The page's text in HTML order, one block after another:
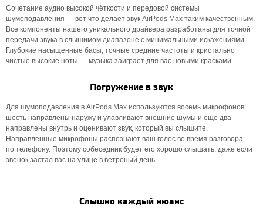
Сочетание аудио высокой чёткости и передовой системы
шумоподавления — вот что делает звук AirPods Max таким качественным.
Все компоненты нашего уникального драйвера разработаны для точной
передачи звука в слышимом диапазоне с минимальными искажениями.
Глубокие насыщенные басы, точные средние частоты и кристально
чистые высокие ноты — музыка заиграет для вас новыми красками.
Погружение в звук
Для шумоподавления в AirPods Max используются восемь микрофонов:
шесть направлены наружу и улавливают внешние шумы и ещё два
направлены внутрь и оценивают звук, который вы слышите.
Направленные микрофоны распознают ваш голос во время разговора
по телефону. Поэтому собеседник будет его хорошо слышать, даже если
звонок застал вас на улице в ветреный день.
Слышно каждый нюанс